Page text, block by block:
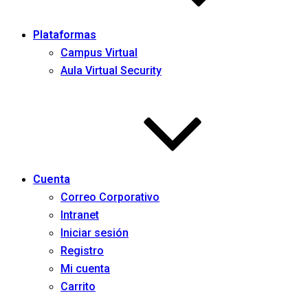
Plataformas
Campus Virtual
Aula Virtual Security
Cuenta
Correo Corporativo
Intranet
Iniciar sesión
Registro
Mi cuenta
Carrito